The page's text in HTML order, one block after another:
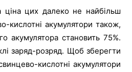
ціна цих далеко не найбільш
кислотні акумулятори також,
акумулятора становить 75%.
заряд-розряд. Щоб зберегти
кислотні акумулятори